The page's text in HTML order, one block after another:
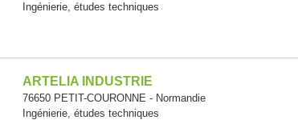
Ingénierie, études techniques
ARTELIA INDUSTRIE
76650 PETIT-COURONNE - Normandie
Ingénierie, études techniques